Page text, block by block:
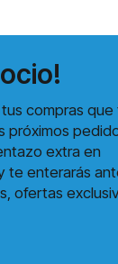
tus compras que
próximos
extra en
te enterarás
ofertas